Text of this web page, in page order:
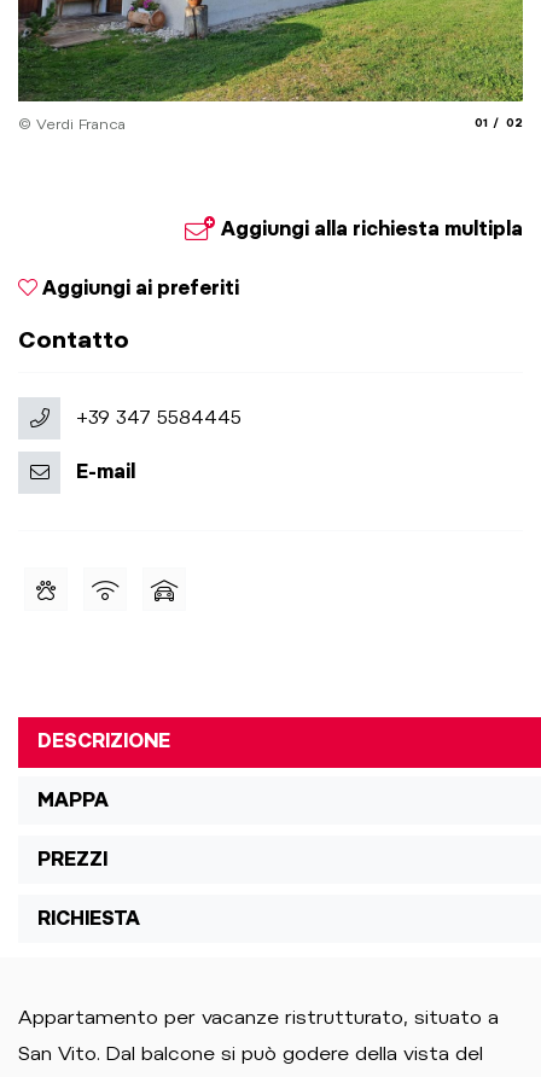
© Verdi Franca 01 02
Aggiungi alla richiesta multipla
Aggiungi ai preferiti
Contatto
+39 347 5584445
E-mail
DESCRIZIONE
MAPPA
PREZZI
RICHIESTA
Appartamento per vacanze ristrutturato, situato a
San Vito. Dal balcone si può godere della vista del